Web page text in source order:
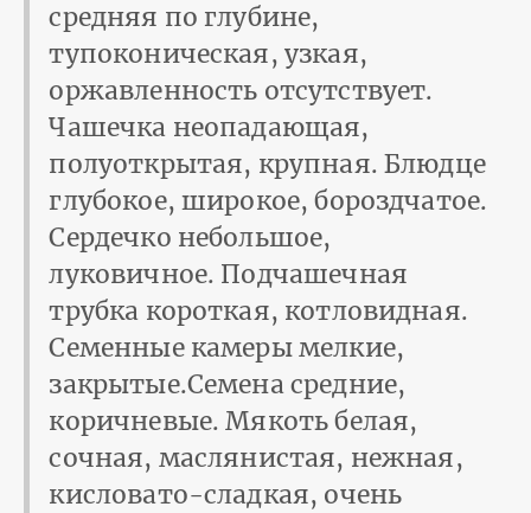
средняя по глубине,
тупоконическая, узкая,
оржавленность отсутствует.
Чашечка неопадающая,
полуоткрытая, крупная. Блюдце
глубокое, широкое, бороздчатое.
Сердечко небольшое,
луковичное. Подчашечная
трубка короткая, котловидная.
Семенные камеры мелкие,
закрытые.Семена средние,
коричневые. Мякоть белая,
сочная, маслянистая, нежная,
кисловато-сладкая, очень